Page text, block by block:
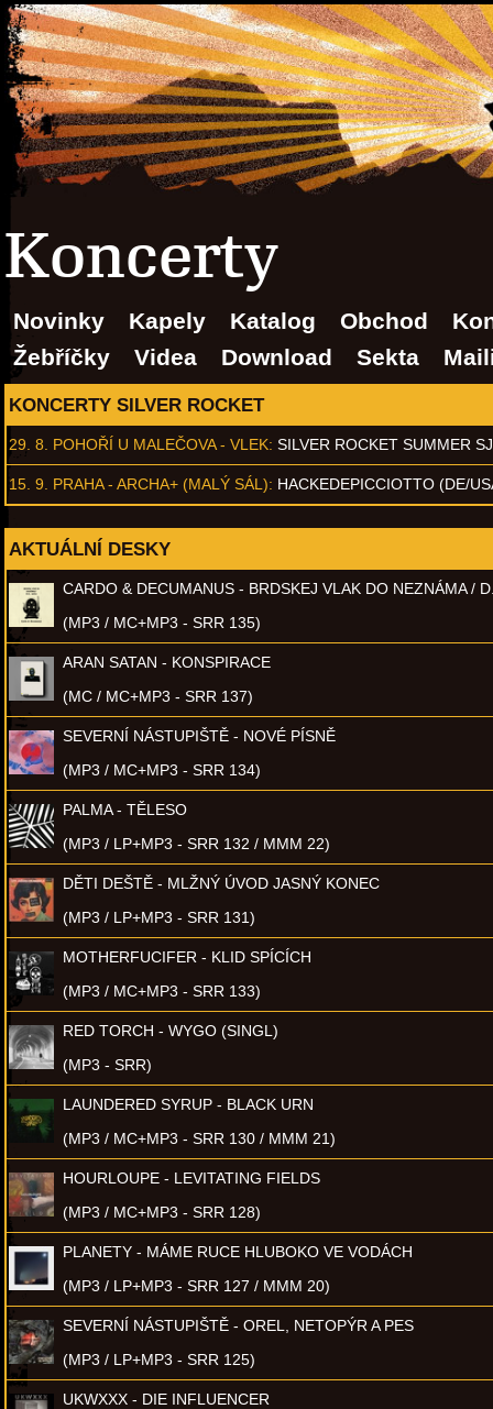
Koncerty
Novinky Kapely Katalog Obchod
Žebříčky
Videa Download Sekta
KONCERTY SILVER ROCKET
29. 8. POHOŘÍ U MALEČOVA - VLEK: SILVER ROCKET SUMMER
15. 9. PRAHA - ARCHA+ (MALÝ SÁL): HACKEDEPICCIOTTO (DE/
AKTUÁLNÍ DESKY
CARDO & DECUMANUS - BRDSKEJ VLAK DO NEZNÁMA /
(MP3 / MC+MP3 - SRR 135)
ARAN SATAN - KONSPIRACE
(MC / MC+MP3 - SRR 137)
SEVERNÍ NÁSTUPIŠTĚ - NOVÉ PÍSNĚ
(MP3 / MC+MP3 - SRR 134)
PALMA - TĚLESO
(MP3 / LP+MP3 - SRR 132 / MMM 22)
DĚTI DEŠTĚ - MLŽNÝ ÚVOD JASNÝ KONEC
(MP3 / LP+MP3 - SRR 131)
MOTHERFUCIFER - KLID SPÍCÍCH
(MP3 / MC+MP3 - SRR 133)
RED TORCH - WYGO (SINGL)
(MP3 - SRR)
LAUNDERED SYRUP - BLACK URN
(MP3 / MC+MP3 - SRR 130 / MMM 21)
HOURLOUPE - LEVITATING FIELDS
(MP3 / MC+MP3 - SRR 128)
PLANETY - MÁME RUCE HLUBOKO VE VODÁCH
(MP3 / LP+MP3 - SRR 127 / MMM 20)
SEVERNÍ NÁSTUPIŠTĚ - OREL, NETOPÝR A PES
(MP3 / LP+MP3 - SRR 125)
UKWXXX - DIE INFLUENCER